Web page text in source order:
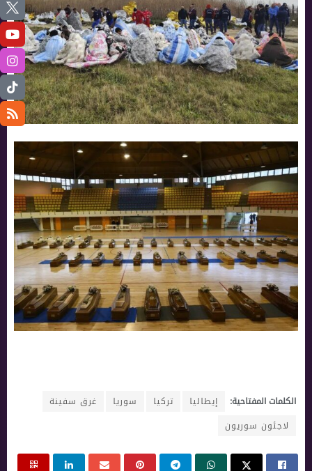
الكلمات المفتاحية: إيطاليا تركيا سوريا
غرق سفينة
لاجئون سوريون